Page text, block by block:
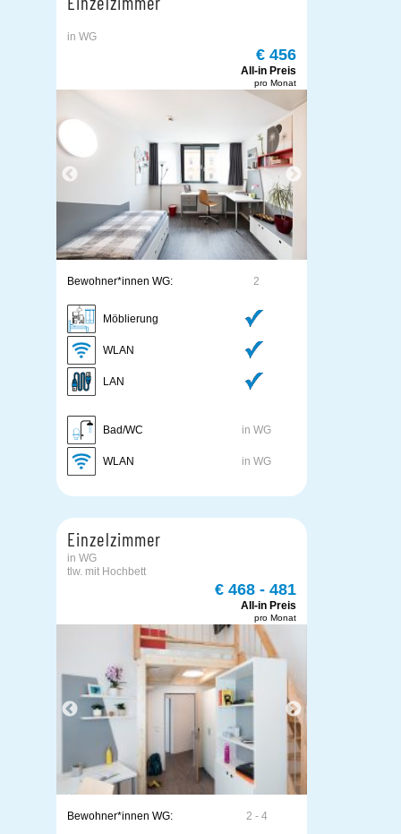
in WG
€ 456
All-in Preis
pro Monat
Bewohner*innen WG: 2
Möblierung
WLAN
LAN
Bad/WC in WG
WLAN in WG
Einzelzimmer
in WG
tlw. mit Hochbett
€ 468 - 481
All-in Preis
pro Monat
Bewohner*innen WG: 2 - 4